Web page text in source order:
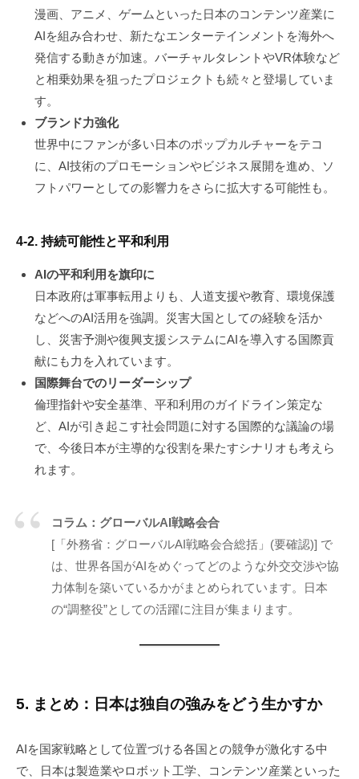
漫画、アニメ、ゲームといった日本のコンテンツ産業に
AIを組み合わせ、新たなエンターテインメントを海外へ
発信する動きが加速。バーチャルタレントやVR体験など
と相乗効果を狙ったプロジェクトも続々と登場していま
す。
ブランド力強化
世界中にファンが多い日本のポップカルチャーをテコ
に、AI技術のプロモーションやビジネス展開を進め、ソ
フトパワーとしての影響力をさらに拡大する可能性も。
4-2. 持続可能性と平和利用
AIの平和利用を旗印に
日本政府は軍事転用よりも、人道支援や教育、環境保護
などへのAI活用を強調。災害大国としての経験を活か
し、災害予測や復興支援システムにAIを導入する国際貢
献にも力を入れています。
国際舞台でのリーダーシップ
倫理指針や安全基準、平和利用のガイドライン策定な
ど、AIが引き起こす社会問題に対する国際的な議論の場
で、今後日本が主導的な役割を果たすシナリオも考えら
れます。
コラム：グローバルAI戦略会合
[「外務省：グローバルAI戦略会合総括」(要確認)] で
は、世界各国がAIをめぐってどのような外交交渉や協
力体制を築いているかがまとめられています。日本
の“調整役”としての活躍に注目が集まります。
5. まとめ：日本は独自の強みをどう生かすか
AIを国家戦略として位置づける各国との競争が激化する中
で、日本は製造業やロボット工学、コンテンツ産業といった